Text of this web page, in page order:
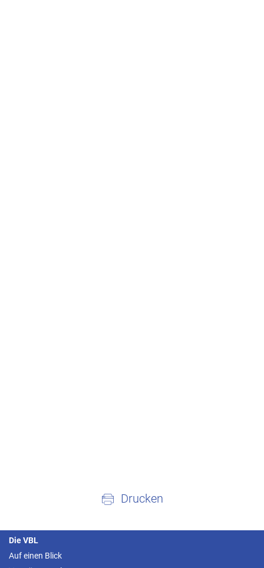
Drucken
Die VBL
Auf einen Blick